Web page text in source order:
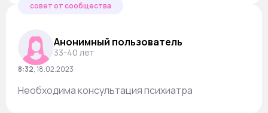
совет от сообщества
Анонимный пользователь
33-40 лет
8:32,18.02.2023
Необходима консультация психиатра